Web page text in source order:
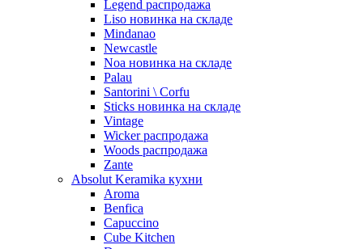
Legend распродажа
Liso новинка на складе
Mindanao
Newcastle
Noa новинка на складе
Palau
Santorini \ Corfu
Sticks новинка на складе
Vintage
Wicker распродажа
Woods распродажа
Zante
Absolut Keramika кухни
Aroma
Benfica
Capuccino
Cube Kitchen